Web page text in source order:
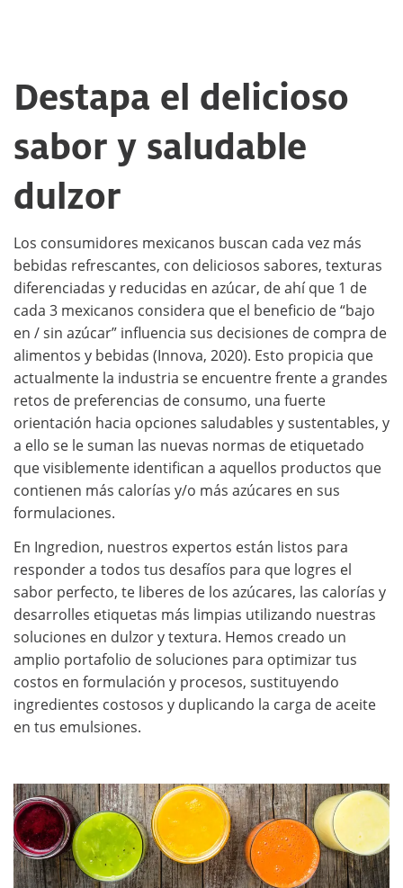
Destapa el delicioso
sabor y saludable
dulzor
Los consumidores mexicanos buscan cada vez más
bebidas refrescantes, con deliciosos sabores, texturas
diferenciadas y reducidas en azúcar, de ahí que 1 de
cada 3 mexicanos considera que el beneficio de “bajo
en / sin azúcar” influencia sus decisiones de compra de
alimentos y bebidas (Innova, 2020). Esto propicia que
actualmente la industria se encuentre frente a grandes
retos de preferencias de consumo, una fuerte
orientación hacia opciones saludables y sustentables, y
a ello se le suman las nuevas normas de etiquetado
que visiblemente identifican a aquellos productos que
contienen más calorías y/o más azúcares en sus
formulaciones.
En Ingredion, nuestros expertos están listos para
responder a todos tus desafíos para que logres el
sabor perfecto, te liberes de los azúcares, las calorías y
desarrolles etiquetas más limpias utilizando nuestras
soluciones en dulzor y textura. Hemos creado un
amplio portafolio de soluciones para optimizar tus
costos en formulación y procesos, sustituyendo
ingredientes costosos y duplicando la carga de aceite
en tus emulsiones.